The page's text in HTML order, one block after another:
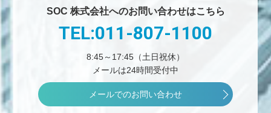
SOC 株式会社へのお問い合わせはこちら
TEL:011-807-1100
8:45～17:45（土日祝休）
メールは24時間受付中
メールでのお問い合わせ